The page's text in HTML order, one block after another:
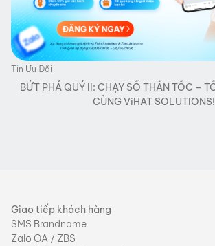
Tin Ưu Đãi
BỨT PHÁ QUÝ II: CHẠY SỐ THẦN TỐC –
CÙNG ViHAT SOLUTIONS!
Giao tiếp khách hàng
SMS Brandname
Zalo OA / ZBS